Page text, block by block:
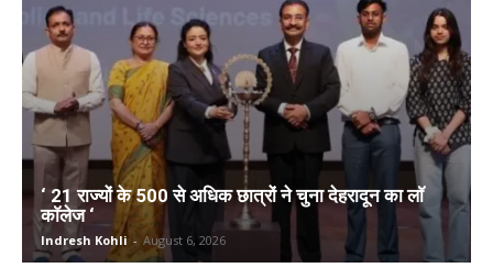
‘ 21 राज्यों के 500 से अधिक छात्रों ने चुना देहरादून का लाॅ
काॅलेज ‘
Indresh Kohli - August 6, 2026